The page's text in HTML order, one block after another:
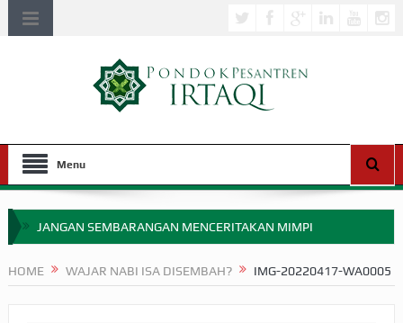
Menu
JANGAN SEMBARANGAN MENCERITAKAN MIMPI
HOME WAJAR NABI ISA DISEMBAH? IMG-20220417-WA0005